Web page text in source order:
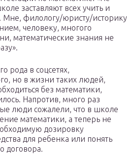
заставляют всех учить и
Мне, филологу/юристу/историку
человеку, многого
математические знания не
рода в соцсетях,
но в жизни таких людей,
без математики,
Напротив, много раз
люди сожалели, что в школе
математики, а теперь не
дозировку
для ребенка или понять
договора.